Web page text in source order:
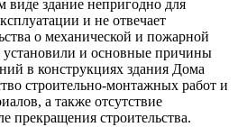
здание непригодно для
и не отвечает
о механической и пожарной
установили и основные причины
в конструкциях здания Дома
строительно-монтажных работ и
а также отсутствие
прекращения строительства.